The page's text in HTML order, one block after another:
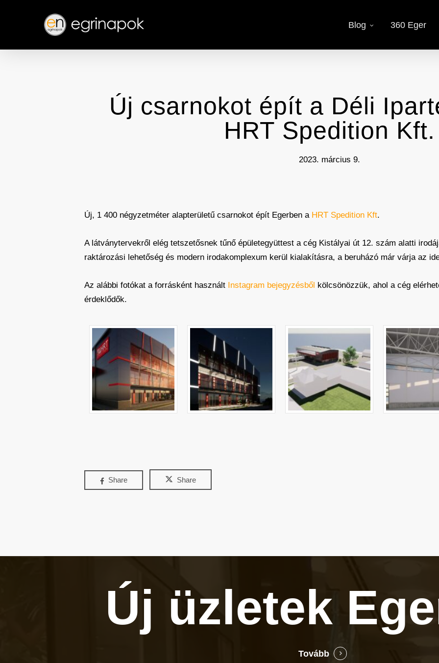
content
Blog 360 Eger
Új csarnokot épít a Déli
HRT Spedition Kft.
2023. március 9.
Új, 1 400 négyzetméter alapterületű csarnokot épít Egerben a HRT Spedition Kft.
A látványtervekről elég tetszetősnek tűnő épületegyüttest a cég Kistályai út 12. szám alatti
raktározási lehetőség és modern irodakomplexum kerül kialakításra, a beruházó már várja az
Az alábbi fotókat a forrásként használt Instagram bejegyzésből kölcsönözzük, ahol a cég
érdeklődők.
Share Share
Új üzletek
Tovább